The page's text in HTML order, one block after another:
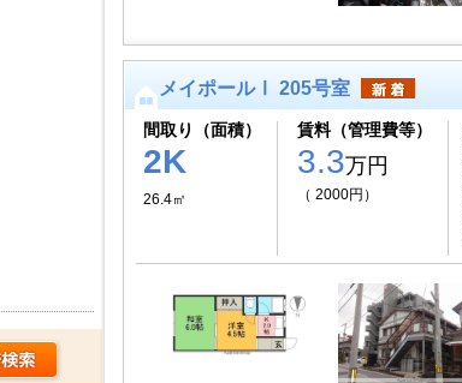
メイポールⅠ 205号室
間取り（面積）
2K
26.4㎡
賃料（管理費等）
3.3万円
（ 2000円）